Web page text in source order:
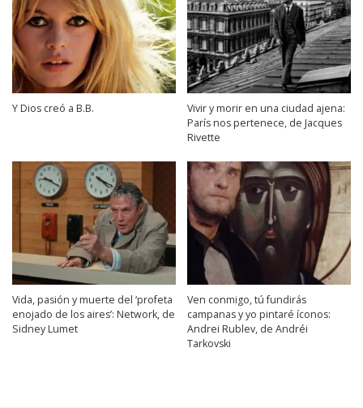
Y Dios creó a B.B.
Vivir y morir en una ciudad ajena:
París nos pertenece, de Jacques
Rivette
Vida, pasión y muerte del ‘profeta
enojado de los aires’: Network, de
Sidney Lumet
Ven conmigo, tú fundirás
campanas y yo pintaré íconos:
Andrei Rublev, de Andréi
Tarkovski